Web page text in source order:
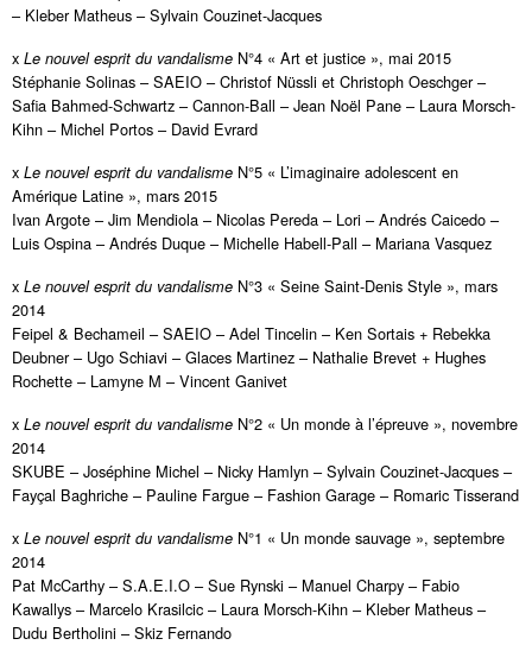
– Kleber Matheus – Sylvain Couzinet-Jacques
x Le nouvel esprit du vandalisme N°4 « Art et justice », mai 2015
Stéphanie Solinas – SAEIO – Christof Nüssli et Christoph Oeschger –
Safia Bahmed-Schwartz – Cannon-Ball – Jean Noël Pane – Laura Morsch-
Kihn – Michel Portos – David Evrard
x Le nouvel esprit du vandalisme N°5 « L’imaginaire adolescent en
Amérique Latine », mars 2015
Ivan Argote – Jim Mendiola – Nicolas Pereda – Lori – Andrés Caicedo –
Luis Ospina – Andrés Duque – Michelle Habell-Pall – Mariana Vasquez
x Le nouvel esprit du vandalisme N°3 « Seine Saint-Denis Style », mars
2014
Feipel & Bechameil – SAEIO – Adel Tincelin – Ken Sortais + Rebekka
Deubner – Ugo Schiavi – Glaces Martinez – Nathalie Brevet + Hughes
Rochette – Lamyne M – Vincent Ganivet
x Le nouvel esprit du vandalisme N°2 « Un monde à l’épreuve », novembre
2014
SKUBE – Joséphine Michel – Nicky Hamlyn – Sylvain Couzinet-Jacques –
Fayçal Baghriche – Pauline Fargue – Fashion Garage – Romaric Tisserand
x Le nouvel esprit du vandalisme N°1 « Un monde sauvage », septembre
2014
Pat McCarthy – S.A.E.I.O – Sue Rynski – Manuel Charpy – Fabio
Kawallys – Marcelo Krasilcic – Laura Morsch-Kihn – Kleber Matheus –
Dudu Bertholini – Skiz Fernando